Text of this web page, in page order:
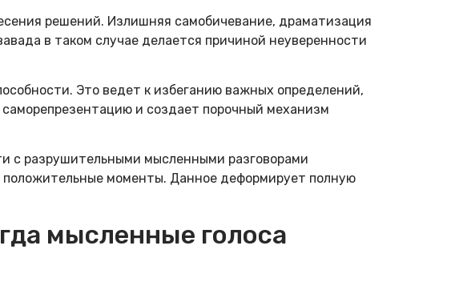
решений. Излишняя самобичевание, драматизация
в таком случае делается причиной неуверенности
Это ведет к избеганию важных определений,
и создает порочный механизм
с разрушительными мысленными разговорами
положительные моменты. Данное деформирует полную
мысленные голоса